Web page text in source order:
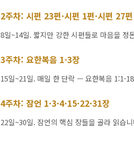
2주차: 시편 23편·시편 1편·시편 27편
8일~14일. 짧지만 강한 시편들로 마음을 정
3주차: 요한복음 1-3장
15일~21일. 매일 한 단락 — 요한복음 1:1-
4주차: 잠언 1·3·4·15·22·31장
22일~30일. 잠언의 핵심 장들을 골라 읽습